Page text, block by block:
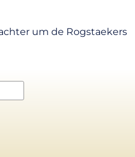
um de Rogstaekers